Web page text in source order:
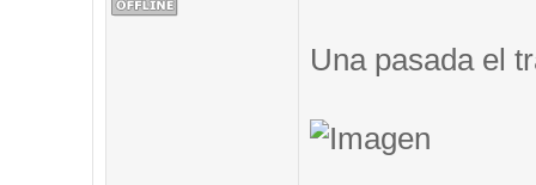
Una pasada el